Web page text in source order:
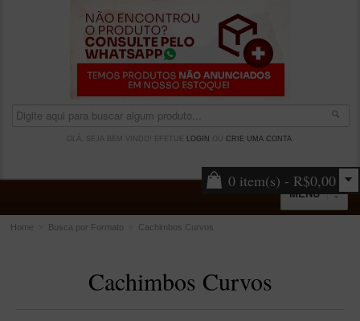
OLÁ, SEJA BEM VINDO! EFETUE LOGIN CRIE UMA CONTA.
0 item(s) - R$0,00
MENU
Dichavadores
Home Busca por Formato Cachimbos Curvos
Cachimbos Curvos